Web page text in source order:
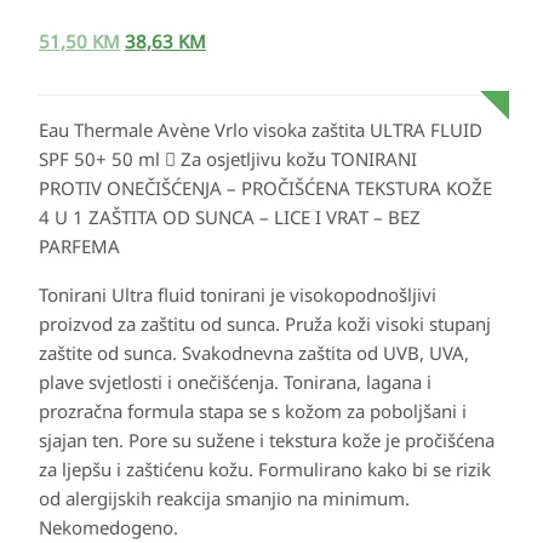
51,50 KM 38,63 KM
Eau Thermale Avène Vrlo visoka zaštita ULTRA FLUID
SPF 50+ 50 ml  Za osjetljivu kožu TONIRANI
PROTIV ONEČIŠĆENJA – PROČIŠĆENA TEKSTURA KOŽE
4 U 1 ZAŠTITA OD SUNCA – LICE I VRAT – BEZ
PARFEMA
Tonirani Ultra fluid tonirani je visokopodnošljivi
proizvod za zaštitu od sunca. Pruža koži visoki stupanj
zaštite od sunca. Svakodnevna zaštita od UVB, UVA,
plave svjetlosti i onečišćenja. Tonirana, lagana i
prozračna formula stapa se s kožom za poboljšani i
sjajan ten. Pore su sužene i tekstura kože je pročišćena
za ljepšu i zaštićenu kožu. Formulirano kako bi se rizik
od alergijskih reakcija smanjio na minimum.
Nekomedogeno.